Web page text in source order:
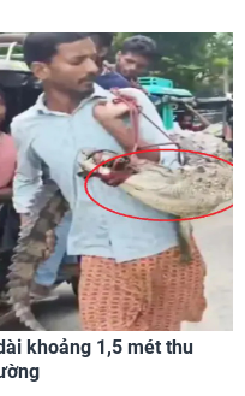
khoảng 1,5 mét thu